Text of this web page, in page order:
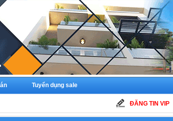
Tuyển dụng sale
ĐĂNG TIN VIP